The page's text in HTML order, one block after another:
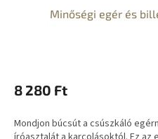
Minőségi egér és
8 280 Ft
Mondjon búcsút a csúszkáló